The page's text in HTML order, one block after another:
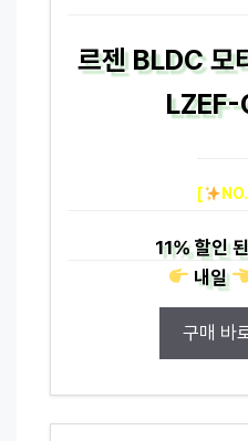
르젠 BLDC 모
[
11%할인
내일
구매 바